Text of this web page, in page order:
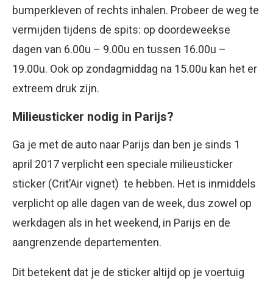
bumperkleven of rechts inhalen. Probeer de weg te
vermijden tijdens de spits: op doordeweekse
dagen van 6.00u – 9.00u en tussen 16.00u –
19.00u. Ook op zondagmiddag na 15.00u kan het er
extreem druk zijn.
Milieusticker nodig in Parijs?
Ga je met de auto naar Parijs dan ben je sinds 1
april 2017 verplicht een speciale milieusticker
sticker (Crit’Air vignet) te hebben. Het is inmiddels
verplicht op alle dagen van de week, dus zowel op
werkdagen als in het weekend, in Parijs en de
aangrenzende departementen.
Dit betekent dat je de sticker altijd op je voertuig